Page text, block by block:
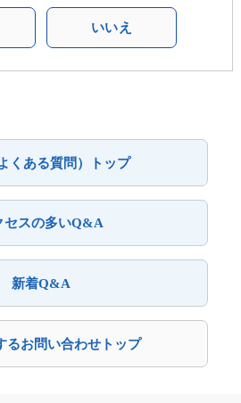
いいえ
くある質問）トップ
セスの多いQ&A
新着Q&A
るお問い合わせトップ